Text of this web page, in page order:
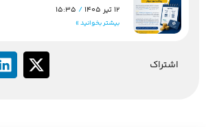
اشتراک
12 تیر 1405
بیشتر بخوانید »